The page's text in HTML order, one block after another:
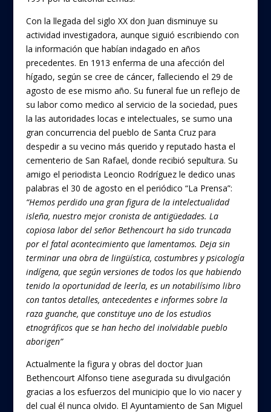
Con la llegada del siglo XX don Juan disminuye su
actividad investigadora, aunque siguió escribiendo con
la información que habían indagado en años
precedentes. En 1913 enferma de una afección del
hígado, según se cree de cáncer, falleciendo el 29 de
agosto de ese mismo año. Su funeral fue un reflejo de
su labor como medico al servicio de la sociedad, pues
la las autoridades locas e intelectuales, se sumo una
gran concurrencia del pueblo de Santa Cruz para
despedir a su vecino más querido y reputado hasta el
cementerio de San Rafael, donde recibió sepultura. Su
amigo el periodista Leoncio Rodríguez le dedico unas
palabras el 30 de agosto en el periódico “La Prensa”:
“Hemos perdido una gran figura de la intelectualidad
isleña, nuestro mejor cronista de antigüedades. La
copiosa labor del señor Bethencourt ha sido truncada
por el fatal acontecimiento que lamentamos. Deja sin
terminar una obra de lingüística, costumbres y psicología
indígena, que según versiones de todos los que habiendo
tenido la oportunidad de leerla, es un notabilísimo libro
con tantos detalles, antecedentes e informes sobre la
raza guanche, que constituye uno de los estudios
etnográficos que se han hecho del inolvidable pueblo
aborigen”
Actualmente la figura y obras del doctor Juan
Bethencourt Alfonso tiene asegurada su divulgación
gracias a los esfuerzos del municipio que lo vio nacer y
del cual él nunca olvido. El Ayuntamiento de San Miguel